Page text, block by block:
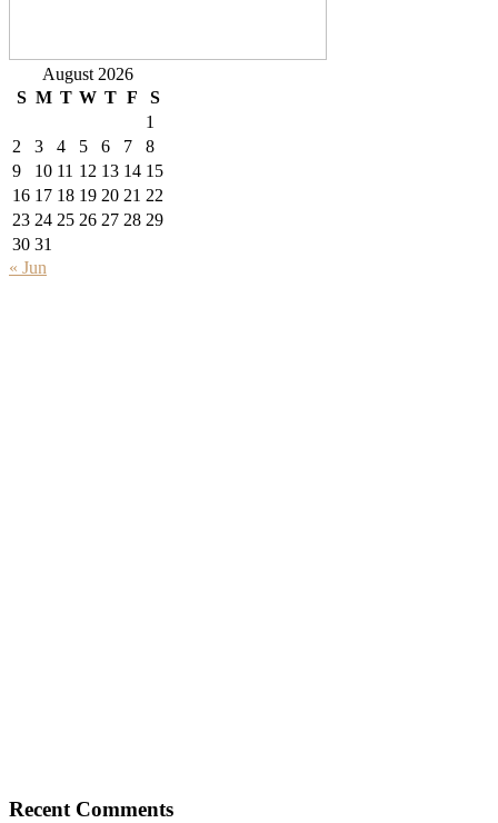
August 2026
S M T W T F
S
1
2
3 4 5 6 7
8
9
10 11 12 13 14 15
16 17 18 19 20 21 22
23 24 25 26 27 28 29
30 31
« Jun
Recent Comments